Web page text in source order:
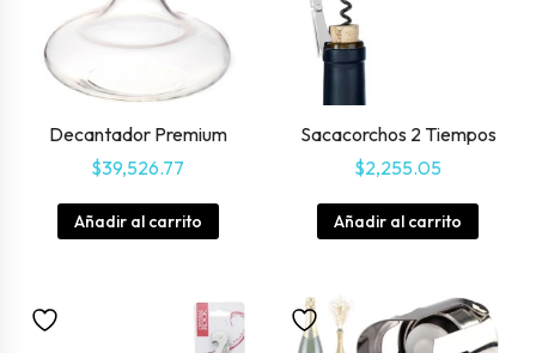
Decantador Premium
$39,526.77
Añadir al carrito
Sacacorchos 2 Tiempos
$2,255.05
Añadir al carrito